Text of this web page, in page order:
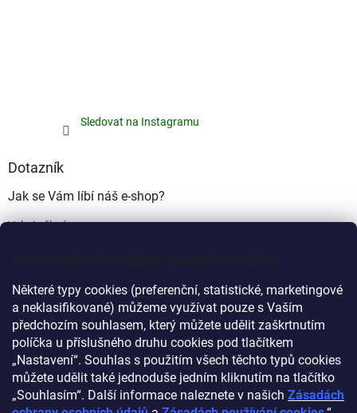
Tato webová stránka používá cookies
Některé typy cookies (preferenční, statistické, marketingové
a neklasifikované) můžeme využívat pouze s Vaším
předchozím souhlasem, který můžete udělit zaškrtnutím
políčka u příslušného druhu cookies pod tlačítkem
„Nastavení“. Souhlas s použitím všech těchto typů cookies
můžete udělit také jednoduše jedním kliknutím na tlačítko
„Souhlasím“. Další informace naleznete v našich Zásadách
Sledovat na Instagramu
Dotazník
Jak se Vám líbí náš e-shop?
Velmi pěkný
Ujde to
Nelíbí se mi
Počet hlasů:340
Myprovas.cz Obchodnawebu.cz